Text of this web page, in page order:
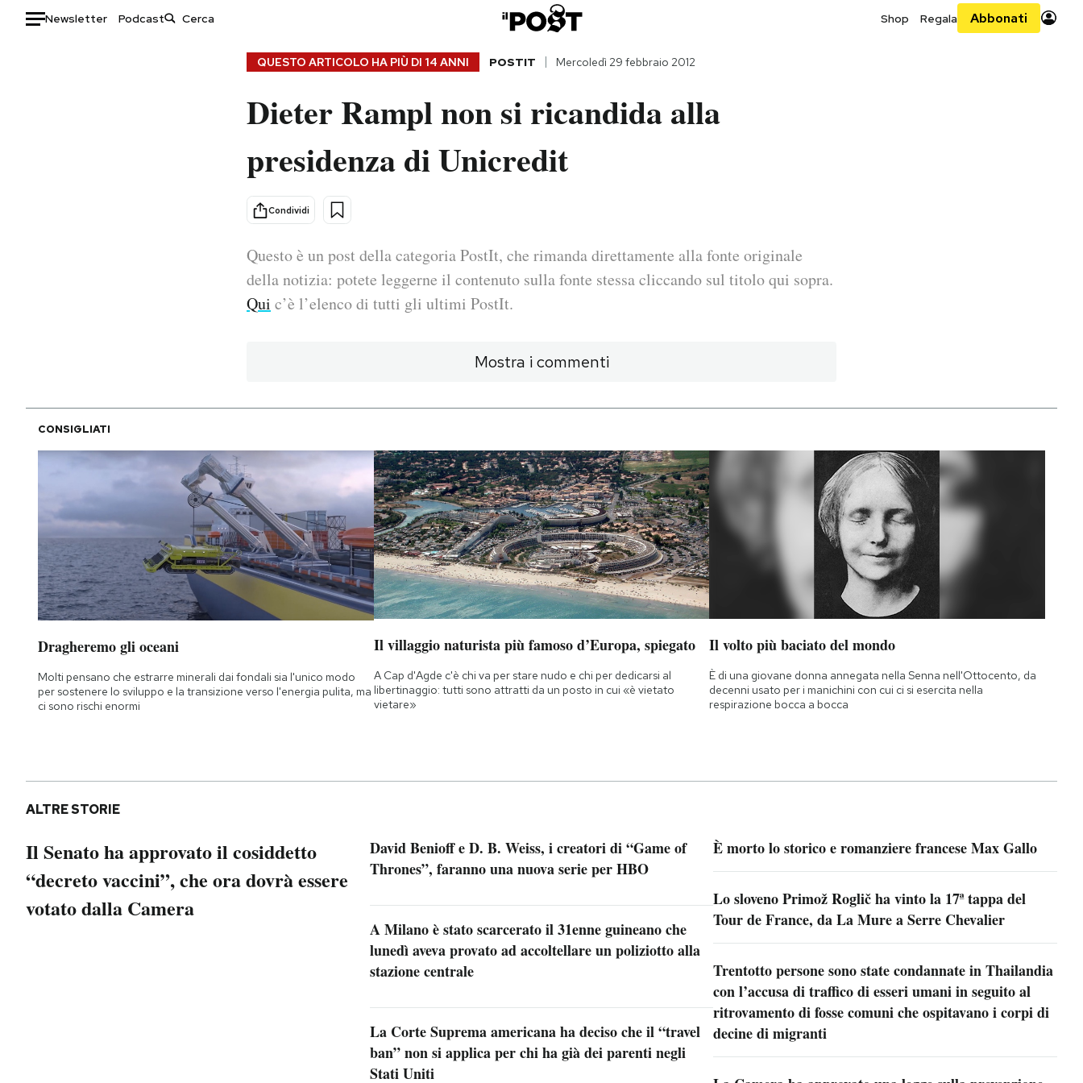
Newsletter Podcast Shop Regala Abbonati
Consumismi
Storie/Idee
Ok Boomer!
Altrecose
I MIEI PREFERITI
SHOP
CALENDARIO
AREA PERSONALE
Area Personale
Newsletter
QUESTO ARTICOLO HA PIÙ DI 14 ANNI POSTIT Mercoledì 29 febbraio 2012
Dieter Rampl non si ricandida alla
presidenza di Unicredit
Condividi
Questo è un post della categoria PostIt, che rimanda direttamente alla fonte originale
della notizia: potete leggerne il contenuto sulla fonte stessa cliccando sul titolo qui sopra.
Qui c’è l’elenco di tutti gli ultimi PostIt.
Mostra i commenti
CONSIGLIATI
Dragheremo gli oceani
Molti pensano che estrarre minerali dai fondali sia l'unico modo
per sostenere lo sviluppo e la transizione verso l'energia pulita, ma
ci sono rischi enormi
Il villaggio naturista più famoso d’Europa, spiegato
A Cap d'Agde c'è chi va per stare nudo e chi per dedicarsi al
libertinaggio: tutti sono attratti da un posto in cui «è vietato
vietare»
Il volto più baciato del mondo
È di una giovane donna annegata nella Senna nell'Ottocento, da
decenni usato per i manichini con cui ci si esercita nella
respirazione bocca a bocca
ALTRE STORIE
Il Senato ha approvato il cosiddetto
“decreto vaccini”, che ora dovrà essere
votato dalla Camera
David Benioff e D. B. Weiss, i creatori di “Game of
Thrones”, faranno una nuova serie per HBO
A Milano è stato scarcerato il 31enne guineano che
lunedì aveva provato ad accoltellare un poliziotto alla
stazione centrale
La Corte Suprema americana ha deciso che il “travel
ban” non si applica per chi ha già dei parenti negli
Stati Uniti
È morto lo storico e romanziere francese Max Gallo
Lo sloveno Primož Roglič ha vinto la 17ª tappa del
Tour de France, da La Mure a Serre Chevalier
Trentotto persone sono state condannate in Thailandia
con l’accusa di traffico di esseri umani in seguito al
ritrovamento di fosse comuni che ospitavano i corpi di
decine di migranti